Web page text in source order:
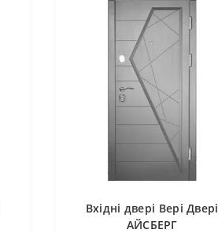
Вхідні двері Вері Двері
АЙСБЕРГ